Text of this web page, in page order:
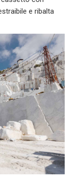
e ribalta